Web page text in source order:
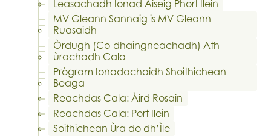
Leasachadh Ionad Aiseig Phort Ilein
MV Gleann Sannaig is MV Gleann
Ruasaidh
Òrdugh (Co-dhaingneachadh) Ath-
ùrachadh Cala
Prògram Ionadachaidh Shoithichean
Beaga
Reachdas Cala: Àird Rosain
Reachdas Cala: Port Ilein
Soithichean Ùra do dh’Ìle